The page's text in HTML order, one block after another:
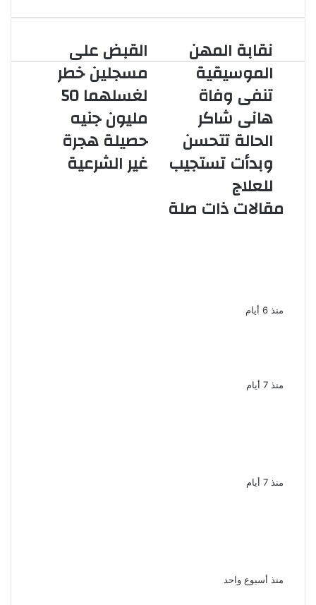
القبض
على
مسجلين
خطر
50
جنيه
حصيلة
القبض على
مسجلين خطر
لغسلهما 50
مليون جنيه
حصيلة هجرة
غير الشرعية
نقابة
المهن
الموسيقية
تنفى
هانى
شاكر
الحالة
تتحسن
وبدأت
تستجيب
للعلاج
نقابة المهن
الموسيقية
تنفى وفاة
هانى شاكر
الحالة تتحسن
وبدأت تستجيب
للعلاج
مقالات ذات صلة
منذ 6 أيام
منذ 7 أيام
منذ 7 أيام
منذ أسبوع واحد